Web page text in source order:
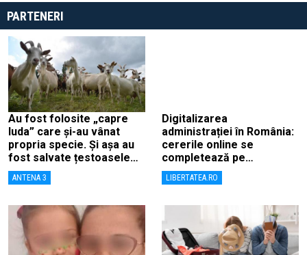
PARTENERI
Au fost folosite „capre
Iuda” care și-au vânat
propria specie. Și așa au
fost salvate țestoasele
de Galapagos
ANTENA 3
Digitalizarea
administrației în România:
cererile online se
completează pe
calculatoarele de la
ghișee
LIBERTATEA.RO